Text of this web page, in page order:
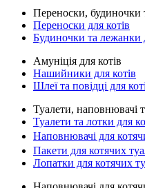
Переноски, будиночки
Переноски для котів
Будиночки та лежанки
Амуніція для котів
Нашийники для котів
Шлеї та повідці для
Туалети, наповнювачі
Туалети та лотки для
Наповнювачі для
Пакети для котячих
Лопатки для котячих